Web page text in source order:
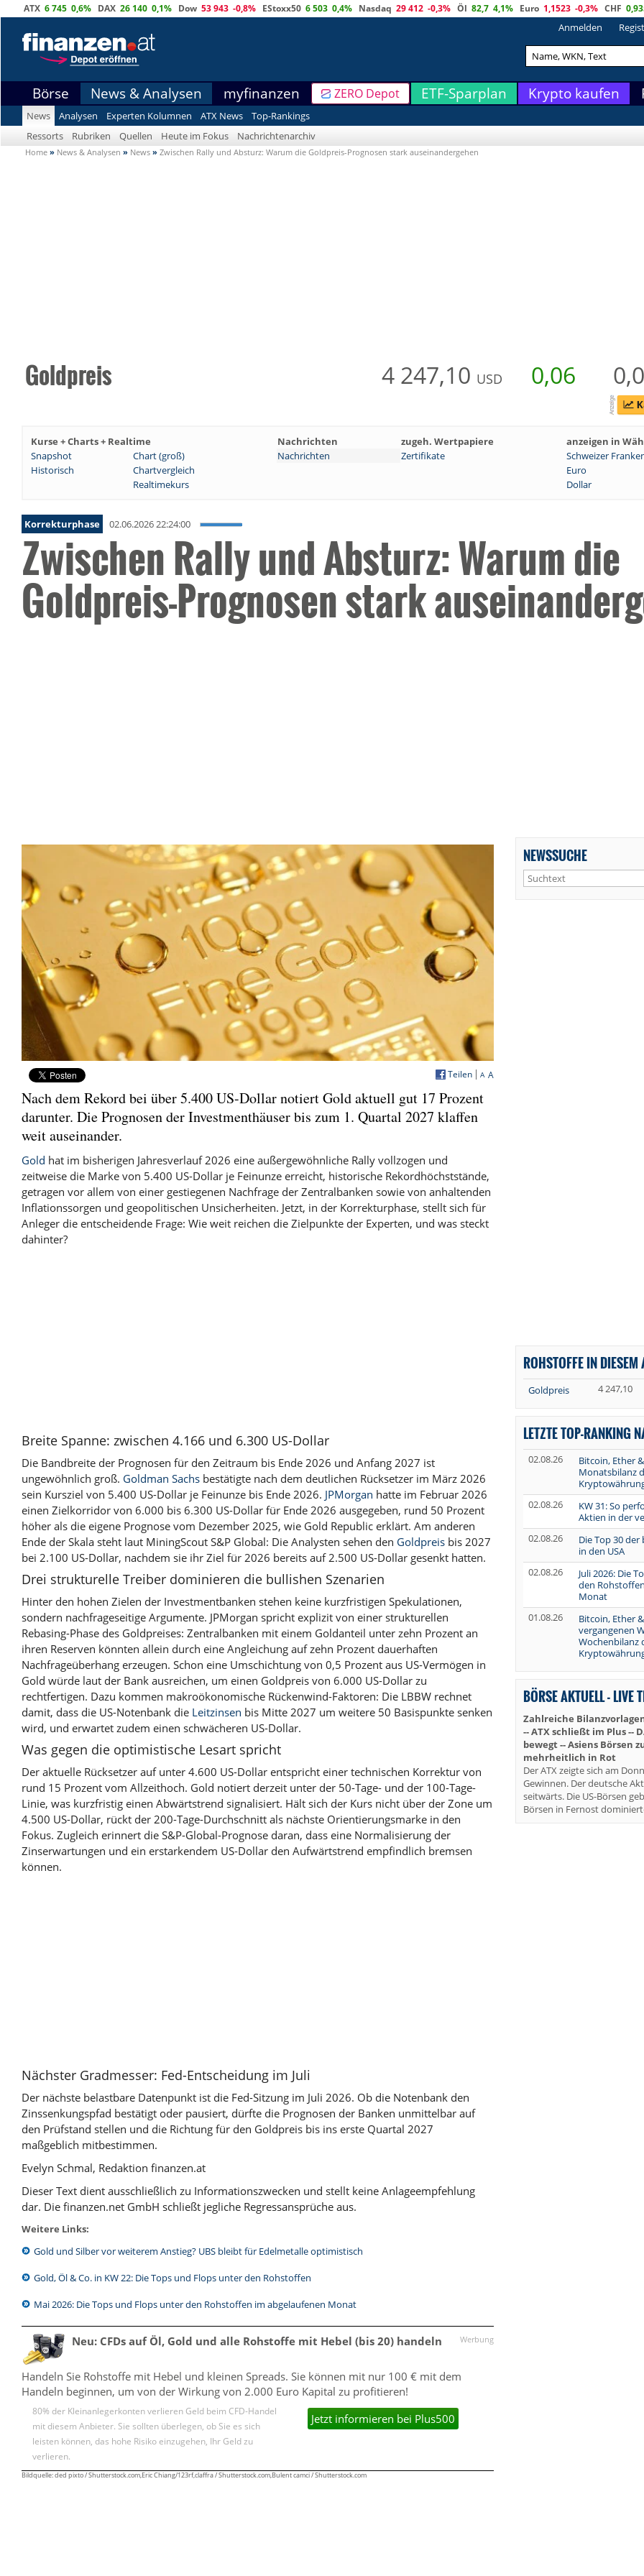
ATX 6 745 0,6% DAX 26 140 0,1% Dow 53 943 -0,8% EStoxx50 6 503 0,4% Nasdaq 29 412 -0,3% Öl 82,7 4,1% Euro 1,1523 -0,3% CHF
Anmelden
Börse News & Analysen myfinanzen ZERO Depot ETF-Sparplan Krypto kaufen
News Analysen Experten Kolumnen ATX News
Top-Rankings
Ressorts
Rubriken Quellen Heute im Fokus Nachrichtenarchiv
Home » News & Analysen » News » Zwischen Rally und Absturz: Warum die Goldpreis-Prognosen stark auseinandergehen
Goldpreis 4 247,10 USD 0,06
Kurse + Charts + Realtime Nachrichten zugeh. Wertpapiere
anzeigen in
Snapshot
Chart (groß) Nachrichten Zertifikate
Schweizer
Historisch
Chartvergleich
Euro
Realtimekurs
Dollar
Korrekturphase 02.06.2026 22:24:00
Zwischen Rally und Absturz: Warum die
Goldpreis-Prognosen stark
A
A
Teilen
Nach dem Rekord bei über 5.400 US-Dollar notiert Gold aktuell gut 17 Prozent
darunter. Die Prognosen der Investmenthäuser bis zum 1. Quartal 2027 klaffen
weit auseinander.
Gold hat im bisherigen Jahresverlauf 2026 eine außergewöhnliche Rally vollzogen und
zeitweise die Marke von 5.400 US-Dollar je Feinunze erreicht, historische Rekordhöchststände,
getragen vor allem von einer gestiegenen Nachfrage der Zentralbanken sowie von anhaltenden
Inflationssorgen und geopolitischen Unsicherheiten. Jetzt, in der Korrekturphase, stellt sich für
Anleger die entscheidende Frage: Wie weit reichen die Zielpunkte der Experten, und was steckt
dahinter?
Breite Spanne: zwischen 4.166 und 6.300 US-Dollar
Die Bandbreite der Prognosen für den Zeitraum bis Ende 2026 und Anfang 2027 ist
ungewöhnlich groß. Goldman Sachs bestätigte nach dem deutlichen Rücksetzer im März 2026
sein Kursziel von 5.400 US-Dollar je Feinunze bis Ende 2026. JPMorgan hatte im Februar 2026
einen Zielkorridor von 6.000 bis 6.300 US-Dollar für Ende 2026 ausgegeben, rund 50 Prozent
höher als die eigene Prognose vom Dezember 2025, wie Gold Republic erklärt. Am anderen
Ende der Skala steht laut MiningScout S&P Global: Die Analysten sehen den Goldpreis bis 2027
bei 2.100 US-Dollar, nachdem sie ihr Ziel für 2026 bereits auf 2.500 US-Dollar gesenkt hatten.
Drei strukturelle Treiber dominieren die bullishen Szenarien
Hinter den hohen Zielen der Investmentbanken stehen keine kurzfristigen Spekulationen,
sondern nachfrageseitige Argumente. JPMorgan spricht explizit von einer strukturellen
Rebasing-Phase des Goldpreises: Zentralbanken mit einem Goldanteil unter zehn Prozent an
ihren Reserven könnten allein durch eine Angleichung auf zehn Prozent dauerhaften
Nachfrageüberhang erzeugen. Schon eine Umschichtung von 0,5 Prozent aus US-Vermögen in
Gold würde laut der Bank ausreichen, um einen Goldpreis von 6.000 US-Dollar zu
rechtfertigen. Dazu kommen makroökonomische Rückenwind-Faktoren: Die LBBW rechnet
damit, dass die US-Notenbank die Leitzinsen bis Mitte 2027 um weitere 50 Basispunkte senken
wird, und erwartet zudem einen schwächeren US-Dollar.
Was gegen die optimistische Lesart spricht
Der aktuelle Rücksetzer auf unter 4.600 US-Dollar entspricht einer technischen Korrektur von
rund 15 Prozent vom Allzeithoch. Gold notiert derzeit unter der 50-Tage- und der 100-Tage-
Linie, was kurzfristig einen Abwärtstrend signalisiert. Hält sich der Kurs nicht über der Zone um
4.500 US-Dollar, rückt der 200-Tage-Durchschnitt als nächste Orientierungsmarke in den
Fokus. Zugleich erinnert die S&P-Global-Prognose daran, dass eine Normalisierung der
Zinserwartungen und ein erstarkendem US-Dollar den Aufwärtstrend empfindlich bremsen
können.
Nächster Gradmesser: Fed-Entscheidung im Juli
Der nächste belastbare Datenpunkt ist die Fed-Sitzung im Juli 2026. Ob die Notenbank den
Zinssenkungspfad bestätigt oder pausiert, dürfte die Prognosen der Banken unmittelbar auf
den Prüfstand stellen und die Richtung für den Goldpreis bis ins erste Quartal 2027
maßgeblich mitbestimmen.
Evelyn Schmal, Redaktion finanzen.at
Dieser Text dient ausschließlich zu Informationszwecken und stellt keine Anlageempfehlung
dar. Die finanzen.net GmbH schließt jegliche Regressansprüche aus.
Weitere Links:
Gold und Silber vor weiterem Anstieg? UBS bleibt für Edelmetalle optimistisch
Gold, Öl & Co. in KW 22: Die Tops und Flops unter den Rohstoffen
Mai 2026: Die Tops und Flops unter den Rohstoffen im abgelaufenen Monat
Neu: CFDs auf Öl, Gold und alle Rohstoffe mit Hebel (bis 20) handeln Werbung
Handeln Sie Rohstoffe mit Hebel und kleinen Spreads. Sie können mit nur 100 € mit dem
Handeln beginnen, um von der Wirkung von 2.000 Euro Kapital zu profitieren!
Jetzt informieren bei Plus500
80% der Kleinanlegerkonten verlieren Geld beim CFD-Handel
mit diesem Anbieter. Sie sollten überlegen, ob Sie es sich
leisten können, das hohe Risiko einzugehen, Ihr Geld zu
verlieren.
Bildquelle: ded pixto / Shutterstock.com,Eric Chiang/123rf,claffra / Shutterstock.com,Bulent camci / Shutterstock.com
NEWSSUCHE
ROHSTOFFE IN DIESEM
Goldpreis 4 247,10
LETZTE TOP-RANKING
02.08.26
Bitcoin, Ether
Monatsbilanz
02.08.26
KW 31: So
Aktien in der
02.08.26
Die Top 30 der
in den USA
02.08.26
Juli 2026: Die
den
Monat
01.08.26
Bitcoin, Ether
vergangenen
Wochenbilanz
BÖRSE AKTUELL - LIVE
Zahlreiche
-- ATX schließt im Plus --
bewegt -- Asiens Börsen
mehrheitlich in Rot
Der ATX zeigte sich am
Gewinnen. Der deutsche
seitwärts. Die US-Börsen
Börsen in Fernost